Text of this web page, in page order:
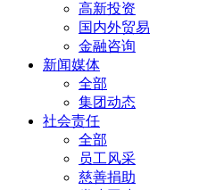
高新投资
国内外贸易
金融咨询
新闻媒体
全部
集团动态
社会责任
全部
员工风采
慈善捐助